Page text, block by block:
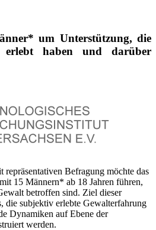
um Unterstützung, die
erlebt haben und darüber
repräsentativen Befragung möchte das
15 Männern* ab 18 Jahren führen,
betroffen sind. Ziel dieser
die subjektiv erlebte Gewalterfahrung
Dynamiken auf Ebene der
werden.